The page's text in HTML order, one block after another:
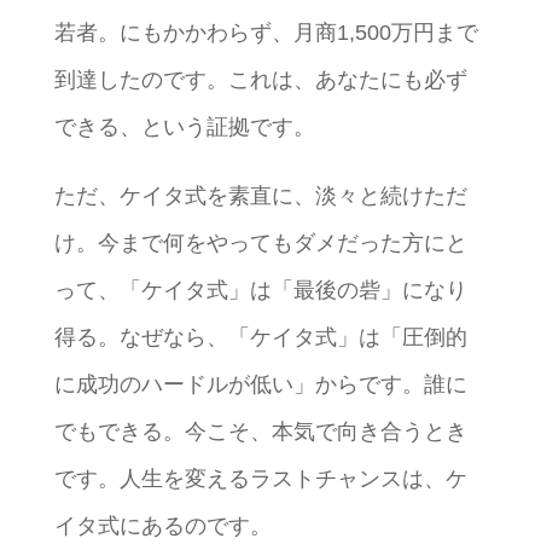
若者。にもかかわらず、月商1,500万円まで
到達したのです。これは、あなたにも必ず
できる、という証拠です。
ただ、ケイタ式を素直に、淡々と続けただ
け。今まで何をやってもダメだった方にと
って、「ケイタ式」は「最後の砦」になり
得る。なぜなら、「ケイタ式」は「圧倒的
に成功のハードルが低い」からです。誰に
でもできる。今こそ、本気で向き合うとき
です。人生を変えるラストチャンスは、ケ
イタ式にあるのです。